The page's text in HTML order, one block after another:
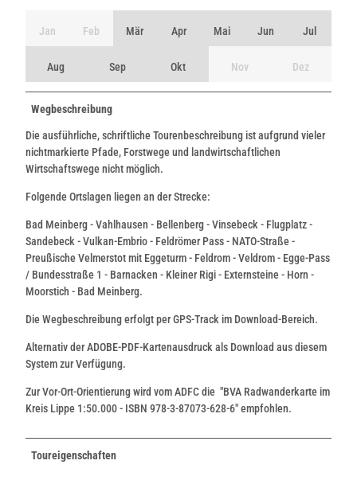
Jan Feb Mär Apr Mai Jun Jul
Aug Sep Okt Nov Dez
Wegbeschreibung
Die ausführliche, schriftliche Tourenbeschreibung ist aufgrund vieler
nichtmarkierte Pfade, Forstwege und landwirtschaftlichen
Wirtschaftswege nicht möglich.
Folgende Ortslagen liegen an der Strecke:
Bad Meinberg - Vahlhausen - Bellenberg - Vinsebeck - Flugplatz -
Sandebeck - Vulkan-Embrio - Feldrömer Pass - NATO-Straße -
Preußische Velmerstot mit Eggeturm - Feldrom - Veldrom - Egge-Pass
/ Bundesstraße 1 - Barnacken - Kleiner Rigi - Externsteine - Horn -
Moorstich - Bad Meinberg.
Die Wegbeschreibung erfolgt per GPS-Track im Download-Bereich.
Alternativ der ADOBE-PDF-Kartenausdruck als Download aus diesem
System zur Verfügung.
Zur Vor-Ort-Orientierung wird vom ADFC die "BVA Radwanderkarte im
Kreis Lippe 1:50.000 - ISBN 978-3-87073-628-6" empfohlen.
Toureigenschaften